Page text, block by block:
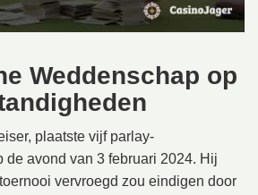
Weddenschap op
plaatste vijf parlay-
de avond van 3 februari 2024. Hij
vervroegd zou eindigen door